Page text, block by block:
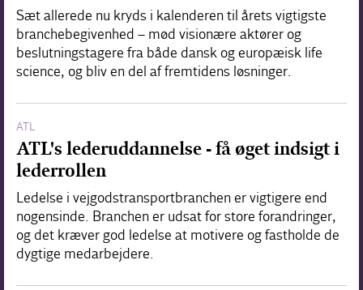
Sæt allerede nu kryds i kalenderen til årets vigtigste
branchebegivenhed – mød visionære aktører og
beslutningstagere fra både dansk og europæisk life
science, og bliv en del af fremtidens løsninger.
ATL
ATL's lederuddannelse - få øget indsigt i
lederrollen
Ledelse i vejgodstransportbranchen er vigtigere end
nogensinde. Branchen er udsat for store forandringer,
og det kræver god ledelse at motivere og fastholde de
dygtige medarbejdere.